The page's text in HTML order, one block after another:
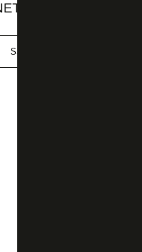
Santos